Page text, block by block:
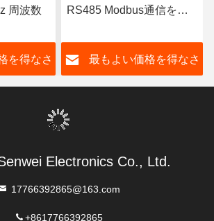
周波数
を得なさ
RS485 Modbus通信を備
ニター
最もよい価格を得なさ
Electronics Co., Ltd.
17766392865@163.com
+8617766392865